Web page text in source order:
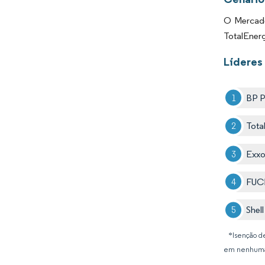
O
Líderes
BP
*Isenção
em